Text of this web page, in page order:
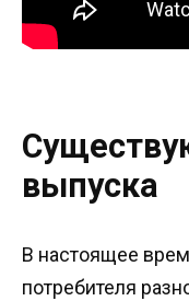
выпуска
В настоящее
потребителя